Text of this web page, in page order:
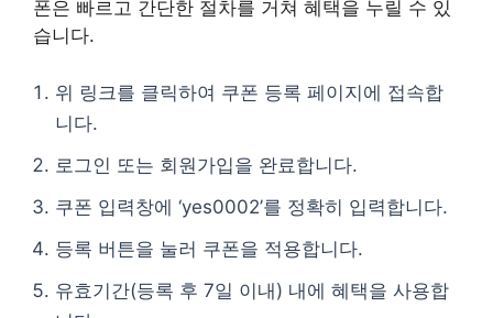
폰은 빠르고 간단한 절차를 거쳐 혜택을 누릴 수 있
습니다.
위 링크를 클릭하여 쿠폰 등록 페이지에 접속합
니다.
로그인 또는 회원가입을 완료합니다.
쿠폰 입력창에 ‘yes0002’를 정확히 입력합니다.
등록 버튼을 눌러 쿠폰을 적용합니다.
유효기간(등록 후 7일 이내) 내에 혜택을 사용합